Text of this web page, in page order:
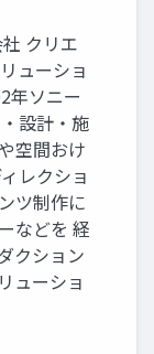
クリエ
ューショ
年ソニー
設計・施
空間おけ
レクショ
ツ制作に
などを 経
クション
ューショ